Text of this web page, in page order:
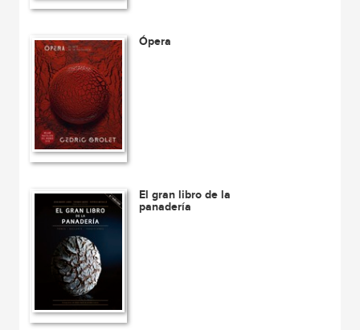
Ópera
El gran libro de la
panadería